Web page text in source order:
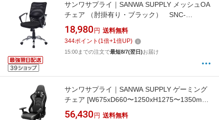
サンワサプライ｜SANWA SUPPLY メッシュOA
チェア （肘掛有り・ブラック） SNC-
NET16ABK[SNCNET16ABK]
18,980 円 送料無料
344ポイント (1倍+1倍UP)
15:00までの注文で最短8/7(翌日)お届け
サンワサプライ｜SANWA SUPPLY ゲーミング
チェア [W675xD660〜1250xH1275〜1350mm]
グレー SNC-L18GY[SNCL18GY]
56,430 円 送料無料